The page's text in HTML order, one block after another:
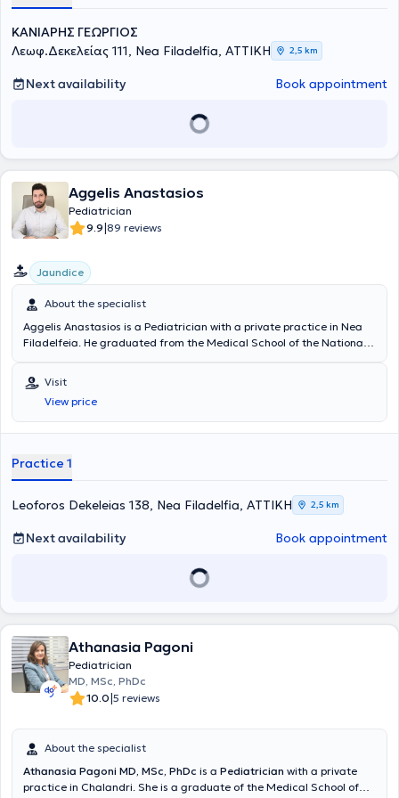
ΚΑΝΙΑΡΗΣ ΓΕΩΡΓΙΟΣ
Λεωφ.Δεκελείας 111, Nea Filadelfia, ΑΤΤΙΚΗ
2,5 km
Next availability Book appointment
Aggelis Anastasios
Pediatrician
9.9|89 reviews
Jaundice
About the specialist
Aggelis Anastasios is a Pediatrician with a private practice in Nea
Filadelfeia. He graduated from the Medical School of the National
in Pediatrics at the 2nd University Pediatric Clinic of the General
Children's Hospital of Athens "P. & A. Kyriakou." He is specialized in
neonatal and pediatric resuscitation (EPLS, NLS) and holds a
competency certificate for the Standard Autism Spectrum
Children. Additionally, it is noteworthy that he has attended
continuous education and professional development in his field.
Visit
View price
Practice 1
Leoforos Dekeleias 138, Nea Filadelfia, ΑΤΤΙΚΗ 2,5 km
Next availability Book appointment
Athanasia Pagoni
Pediatrician
MD, MSc, PhDc
10.0|5 reviews
About the specialist
Athanasia Pagoni MD, MSc, PhDc is a Pediatrician with a private
practice in Chalandri. She is a graduate of the Medical School of